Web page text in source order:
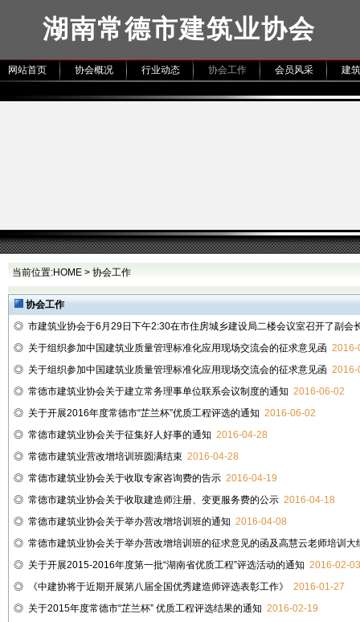
湖南常德市建筑业协会
网站首页 协会概况 行业动态 协会工作 会员风采 建
当前位置:HOME > 协会工作
协会工作
◎ 市建筑业协会于6月29日下午2:30在市住房城乡建设局二楼会议室召开了副会
◎ 关于组织参加中国建筑业质量管理标准化应用现场交流会的征求意见函 2016-
◎ 关于组织参加中国建筑业质量管理标准化应用现场交流会的征求意见函 2016-
◎ 常德市建筑业协会关于建立常务理事单位联系会议制度的通知 2016-06-02
◎ 关于开展2016年度常德市“芷兰杯”优质工程评选的通知 2016-06-02
◎ 常德市建筑业协会关于征集好人好事的通知 2016-04-28
◎ 常德市建筑业营改增培训班圆满结束 2016-04-28
◎ 常德市建筑业协会关于收取专家咨询费的告示 2016-04-19
◎ 常德市建筑业协会关于收取建造师注册、变更服务费的公示 2016-04-18
◎ 常德市建筑业协会关于举办营改增培训班的通知 2016-04-08
◎ 常德市建筑业协会关于举办营改增培训班的征求意见的函及高慧云老师培训大
◎ 关于开展2015-2016年度第一批“湖南省优质工程”评选活动的通知 2016-02-03
◎
《中建协将于近期开展第八届全国优秀建造师评选表彰工作》
2016-01-27
◎ 关于2015年度常德市“芷兰杯” 优质工程评选结果的通知 2016-02-19